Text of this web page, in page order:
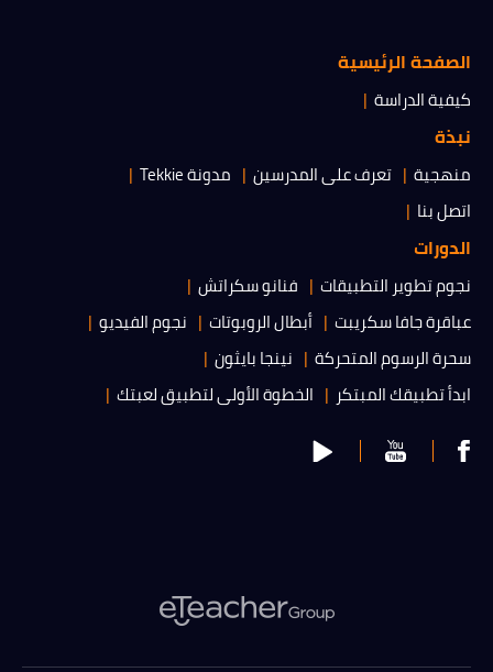
الصفحة الرئيسية
كيفية الدراسة
نبذة
منهجية تعرف على المدرسين
مدونة Tekkie
اتصل بنا
الدورات
نجوم تطوير التطبيقات
فنانو سكراتش
عباقرة جافا سكريبت
أبطال الروبوتات
نجوم الفيديو
سحرة الرسوم المتحركة
نينجا بايثون
ابدأ تطبيقك المبتكر
الخطوة الأولى لتطبيق لعبتك